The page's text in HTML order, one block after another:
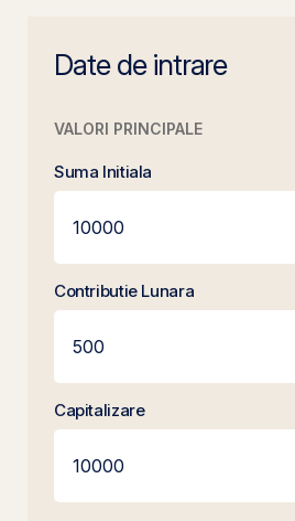
Date de intrare
VALORI PRINCIPALE
Suma Initiala
Contributie Lunara
Capitalizare